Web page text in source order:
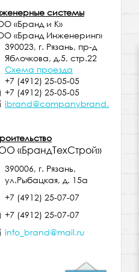
системы
«Бранд и К»
«Бранд Инженеринг»
390023, г. Рязань, пр-д
Яблочкова, д.5, стр.22
Схема проезда
+7 (4912) 25-05-05
+7 (4912) 25-05-05
ibrand@companybrand.ru
«БрандТехСтрой»
390006, г. Рязань,
ул.Рыбацкая, д. 15а
+7 (4912) 25-07-07
+7 (4912) 25-07-07
info_brand@mail.ru